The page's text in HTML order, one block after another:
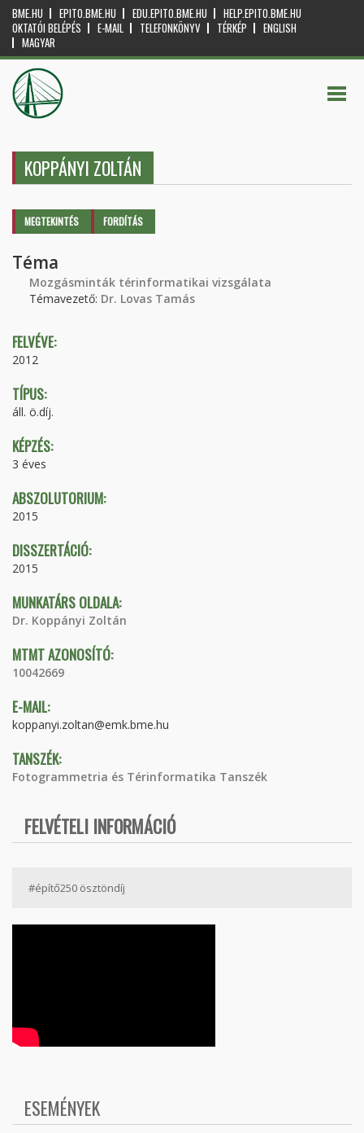
BME.HU EPITO.BME.HU EDU.EPITO.BME.HU
HELP.EPITO.BME.HU
OKTATÓI BELÉPÉS
E-MAIL TELEFONKÖNYV TÉRKÉP
ENGLISH
MAGYAR
KOPPÁNYI ZOLTÁN
Elsődleges fülek
MEGTEKINTÉS (AKTÍVFORDÍTÁS
Téma
Mozgásminták térinformatikai vizsgálata
Témavezető: Dr. Lovas Tamás
FELVÉVE:
2012
TÍPUS:
áll. ö.díj.
KÉPZÉS:
3 éves
ABSZOLUTORIUM:
2015
DISSZERTÁCIÓ:
2015
MUNKATÁRS OLDALA:
Dr. Koppányi Zoltán
MTMT AZONOSÍTÓ:
10042669
E-MAIL:
koppanyi.zoltan@emk.bme.hu
TANSZÉK:
Fotogrammetria és Térinformatika Tanszék
FELVÉTELI INFORMÁCIÓ
#építő250 ösztöndíj
ESEMÉNYEK